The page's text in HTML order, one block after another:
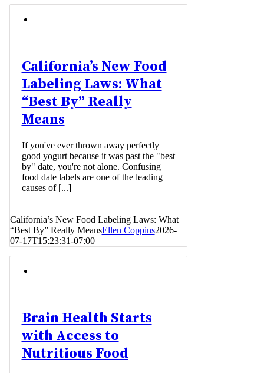
California’s New Food
Labeling Laws: What
“Best By” Really
Means
If you've ever thrown away perfectly
good yogurt because it was past the "best
by" date, you're not alone. Confusing
food date labels are one of the leading
causes of [...]
California’s New Food Labeling Laws: What
“Best By” Really MeansEllen Coppins2026-
07-17T15:23:31-07:00
Brain Health Starts
with Access to
Nutritious Food